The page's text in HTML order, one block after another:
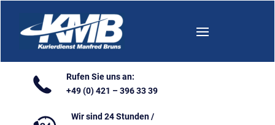
Rufen Sie uns an:
+49 (0) 421 – 396 33 39
Wir sind 24 Stunden /